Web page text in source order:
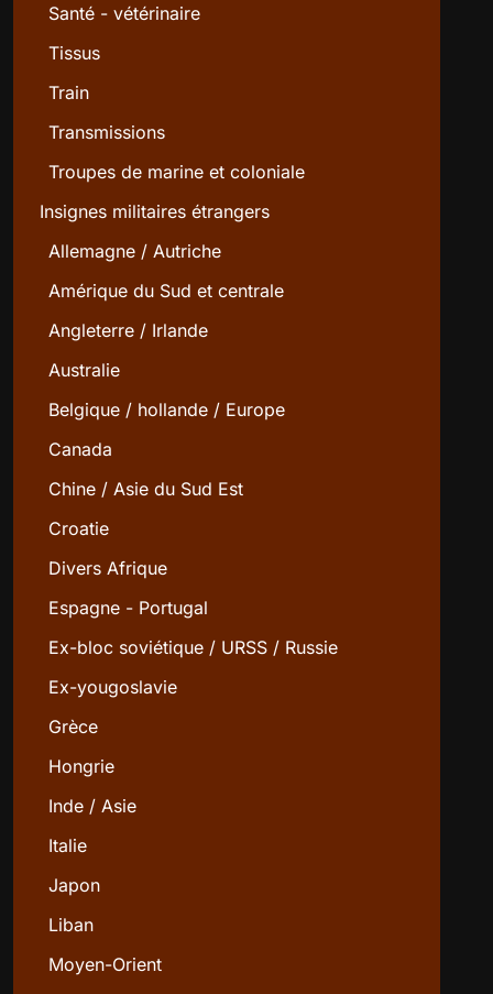
Santé - vétérinaire
Tissus
Train
Transmissions
Troupes de marine et coloniale
Insignes militaires étrangers
Allemagne / Autriche
Amérique du Sud et centrale
Angleterre / Irlande
Australie
Belgique / hollande / Europe
Canada
Chine / Asie du Sud Est
Croatie
Divers Afrique
Espagne - Portugal
Ex-bloc soviétique / URSS / Russie
Ex-yougoslavie
Grèce
Hongrie
Inde / Asie
Italie
Japon
Liban
Moyen-Orient